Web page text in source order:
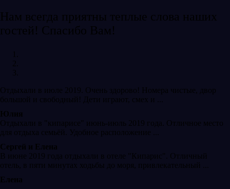
Нам всегда приятны теплые слова наших
гостей! Спасибо Вам!
Отдыхали в июле 2019. Очень здорово! Номера чистые, двор
большой и свободный! Дети играют, смех и ...
Юлия
Отдыхали в "кипарисе" июнь-июль 2019 года. Отличное место
для отдыха семьёй. Удобное расположение ...
Сергей и Елена
В июне 2019 года отдыхали в отеле "Кипарис". Отличный
отель, в пяти минутах ходьбы до моря, привлекательный ...
Елена